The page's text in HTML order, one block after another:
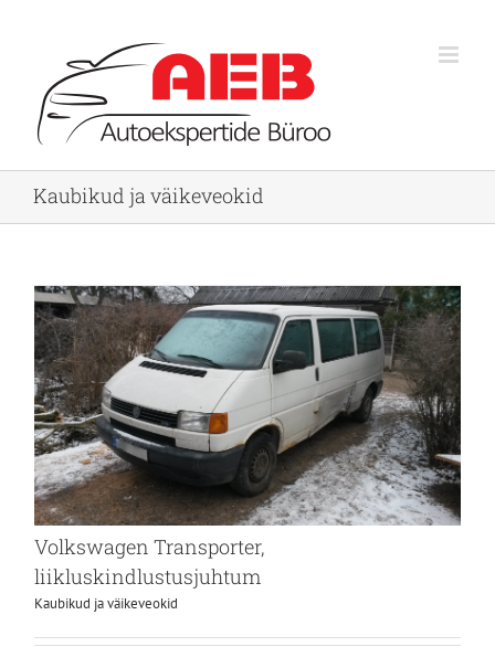
Kaubikud ja väikeveokid
Volkswagen Transporter,
liikluskindlustusjuhtum
Kaubikud ja väikeveokid